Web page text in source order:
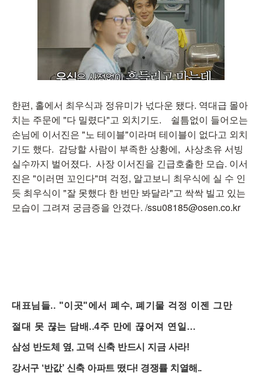
한편, 홀에서 최우식과 정유미가 넋다운 됐다. 역대급 몰아
치는 주문에 "다 밀렸다"고 외치기도. 쉴틈없이 들어오는
손님에 이서진은 "노 테이블"이라며 테이블이 없다고 외치
기도 했다. 감당할 사람이 부족한 상황에, 사상초유 서빙
실수까지 벌어졌다. 사장 이서진을 긴급호출한 모습. 이서
진은 "이러면 꼬인다"며 걱정, 알고보니 최우식에 실 수 인
듯 최우식이 "잘 못했다 한 번만 봐달라"고 싹싹 빌고 있는
모습이 그려져 궁금증을 안겼다. /ssu08185@osen.co.kr